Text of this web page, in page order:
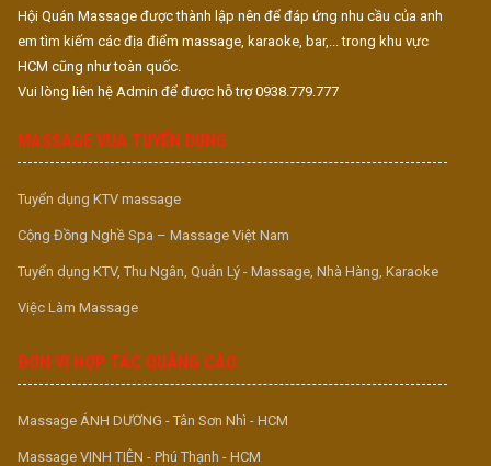
Hội Quán Massage được thành lập nên để đáp ứng nhu cầu của anh
em tìm kiếm các địa điểm massage, karaoke, bar,... trong khu vực
HCM cũng như toàn quốc.
Vui lòng liên hệ Admin để được hỗ trợ 0938.779.777
MASSAGE VUA TUYỂN DỤNG
Tuyển dụng KTV massage
Cộng Đồng Nghề Spa – Massage Việt Nam
Tuyển dụng KTV, Thu Ngân, Quản Lý - Massage, Nhà Hàng, Karaoke
Việc Làm Massage
ĐƠN VỊ HỢP TÁC QUẢNG CÁO
Massage ÁNH DƯƠNG - Tân Sơn Nhì - HCM
Massage VINH TIÊN - Phú Thạnh - HCM